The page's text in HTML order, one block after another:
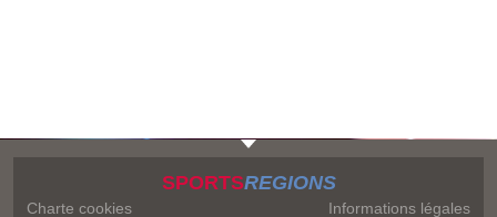
SPORTSREGIONS
Charte cookies Informations légales